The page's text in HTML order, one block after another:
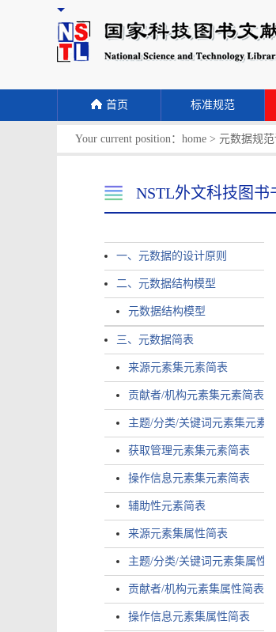
首页 标准规范
Your current position： home > 元数据规
NSTL外文科技图
一、元数据的设计原则
二、元数据结构模型
元数据结构模型
三、元数据简表
来源元素集元素简表
贡献者/机构元素集元素简表
主题/分类/关键词元素集元素简
获取管理元素集元素简表
操作信息元素集元素简表
辅助性元素简表
来源元素集属性简表
主题/分类/关键词元素集属性简
贡献者/机构元素集属性简表
操作信息元素集属性简表